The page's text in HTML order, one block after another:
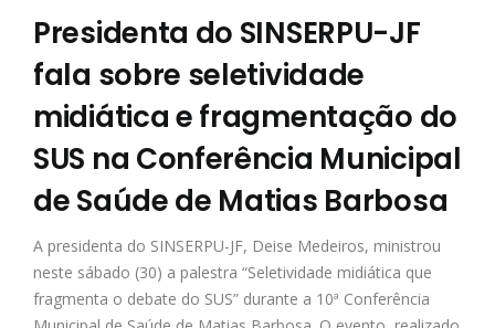
Presidenta do SINSERPU-JF
fala sobre seletividade
midiática e fragmentação do
SUS na Conferência Municipal
de Saúde de Matias Barbosa
A presidenta do SINSERPU-JF, Deise Medeiros, ministrou
neste sábado (30) a palestra “Seletividade midiática que
fragmenta o debate do SUS” durante a 10ª Conferência